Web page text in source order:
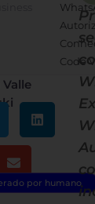
Code
Valle
por humano